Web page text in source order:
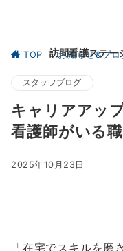
訪問看護ステー
TOP お知らせ&ブロ
スタッフブログ
キャリアアッ
看護師がいる
2025年10月23日
「在宅でスキルを磨